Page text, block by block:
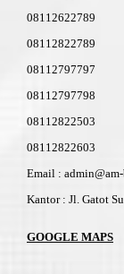
08112622789
08112822789
08112797797
08112797798
08112822503
08112822603
Email :
Kantor : Jl. Gatot
GOOGLE MAPS